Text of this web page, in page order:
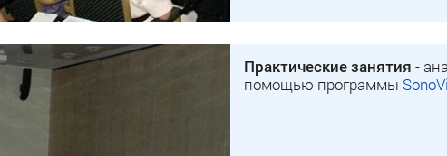
Практические занятия -
помощью программы